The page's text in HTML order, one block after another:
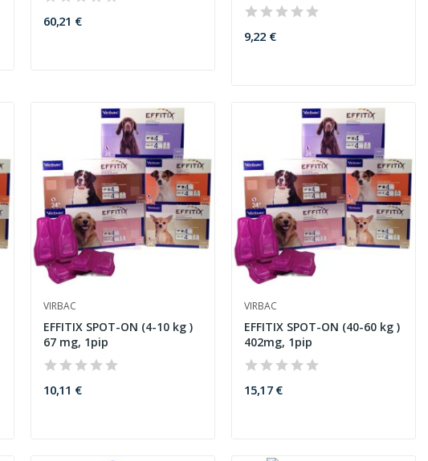
60,21 €
9,22 €
VIRBAC
EFFITIX SPOT-ON (4-10 kg )
67 mg, 1pip
10,11 €
VIRBAC
EFFITIX SPOT-ON (40-60 kg )
402mg, 1pip
15,17 €